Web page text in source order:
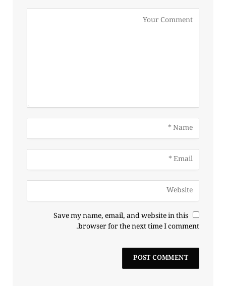
Save my name, email, and website in this
browser for the next time I comment.